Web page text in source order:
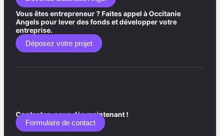
Vous êtes entrepreneur ? Faites appel à Occitanie
Angels pour lever des fonds et développer votre
entreprise.
Déposez votre projet
Contactez-nous dès maintenant !
Formulaire de contact​